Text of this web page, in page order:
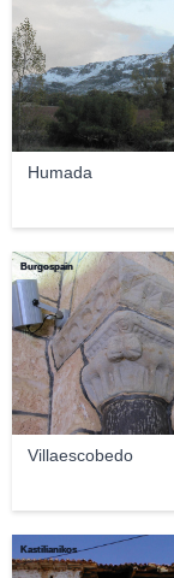
Humada
Villaescobedo
Burgospain
Kastilianikos